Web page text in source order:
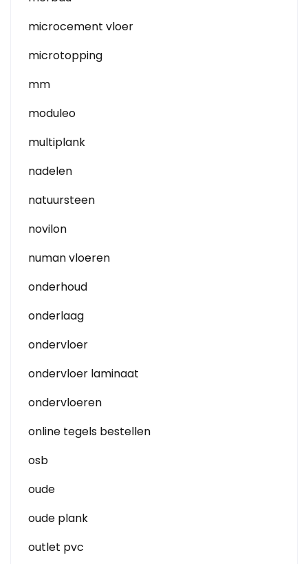
microcement vloer
microtopping
mm
moduleo
multiplank
nadelen
natuursteen
novilon
numan vloeren
onderhoud
onderlaag
ondervloer
ondervloer laminaat
ondervloeren
online tegels bestellen
osb
oude
oude plank
outlet pvc